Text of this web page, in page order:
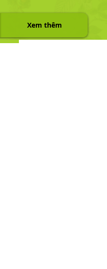
Xem thêm